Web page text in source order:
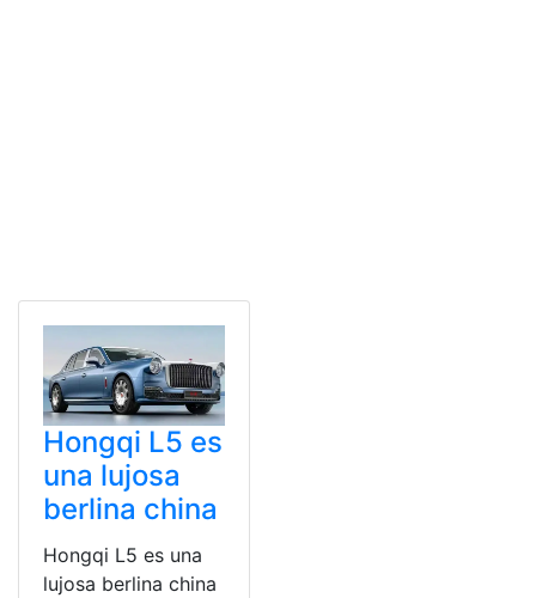
Hongqi L5 es
una lujosa
berlina china
Hongqi L5 es una
lujosa berlina china